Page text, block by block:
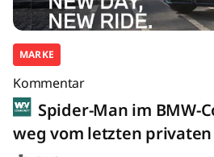
MARKE
Kommentar
Spider-Man im BMW-
weg vom letzten privaten